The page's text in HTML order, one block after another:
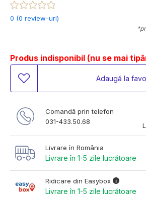
0 (0 review-uri)
Produs indisponibil (nu se mai
Adaugă la
Comandă prin telefon
031-433.50.68
Livrare în România
Livrare în 1-5 zile lucrătoare
Ridicare din Easybox
Livrare în 1-5 zile lucrătoare